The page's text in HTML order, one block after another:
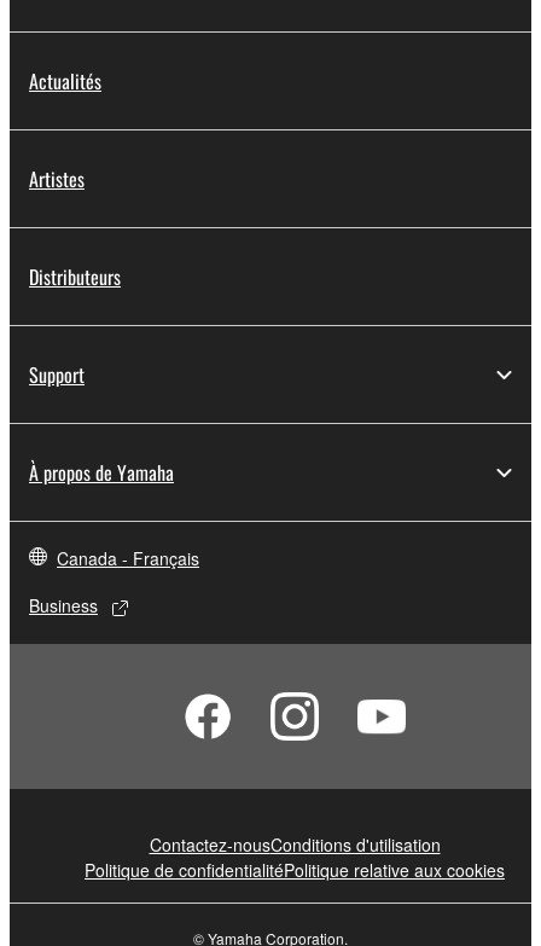
Actualités
Artistes
Distributeurs
Support
À propos de Yamaha
Canada - Français
Business
Contactez-nousConditions d'utilisation
Politique de confidentialitéPolitique relative aux cookies
© Yamaha Corporation.